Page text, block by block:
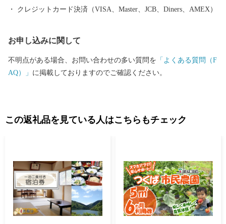
クレジットカード決済（VISA、Master、JCB、Diners、AMEX）
お申し込みに関して
不明点がある場合、お問い合わせの多い質問を 「よくある質問（F
AQ）」 に掲載しておりますのでご確認ください。
この返礼品を見ている人はこちらもチェック